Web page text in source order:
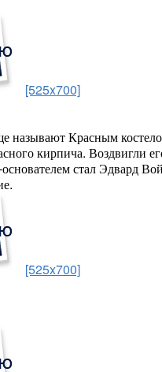
[525x700]
называют Красным
кирпича. Воздвигли
стал Эдвард
[525x700]